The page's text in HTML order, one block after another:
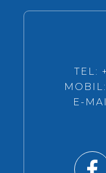
TEL:
E-